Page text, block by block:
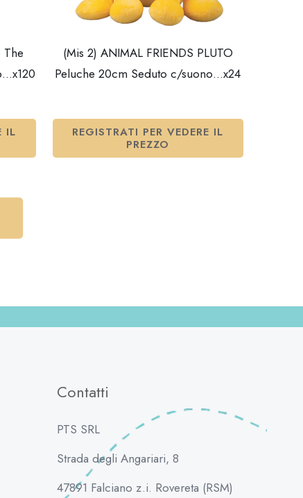
IL
(Mis 2) ANIMAL FRIENDS PLUTO
Peluche 20cm Seduto c/suono…x24
REGISTRATI PER VEDERE IL
PREZZO
Contatti
PTS SRL
Strada degli Angariari, 8
47891 Falciano z.i. Rovereta (RSM)